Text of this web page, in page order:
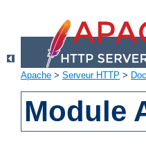
Apache > Serveur HTTP >
Module